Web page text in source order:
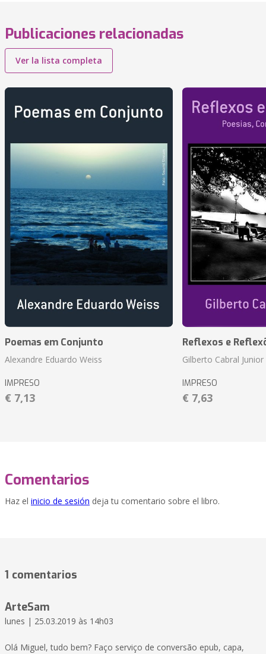
Publicaciones relacionadas
Ver la lista completa
Poemas em Conjunto
Alexandre Eduardo Weiss
IMPRESO
€ 7,13
Reflexos e
Gilberto Cabral Junior
IMPRESO
€ 7,63
Comentarios
Haz el inicio de sesión deja tu comentario sobre el libro.
1 comentarios
ArteSam
lunes | 25.03.2019 às 14h03
Olá Miguel, tudo bem? Faço serviço de conversão epub, capa,